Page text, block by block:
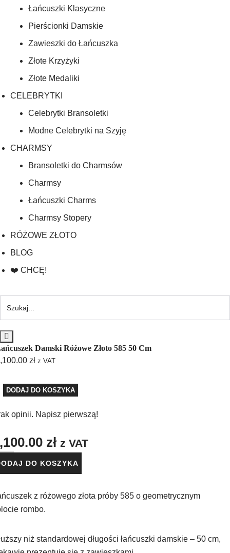
Łańcuszki Klasyczne
Pierścionki Damskie
Zawieszki do Łańcuszka
Złote Krzyżyki
Złote Medaliki
CELEBRYTKI
Celebrytki Bransoletki
Modne Celebrytki na Szyję
CHARMSY
Bransoletki do Charmsów
Charmsy
Łańcuszki Charms
Charmsy Stopery
RÓŻOWE ZŁOTO
BLOG
❤️ CHCĘ!
Damski Różowe Złoto 585 50 Cm
zł z VAT
DODAJ DO KOSZYKA
opinii. Napisz pierwszą!
zł z VAT
DO KOSZYKA
z różowego złota próby 585 o geometrycznym
rombo.
niż standardowej długości łańcuszki damskie – 50 cm,